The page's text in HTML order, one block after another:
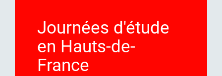
Journées d'étude
en Hauts-de-
France